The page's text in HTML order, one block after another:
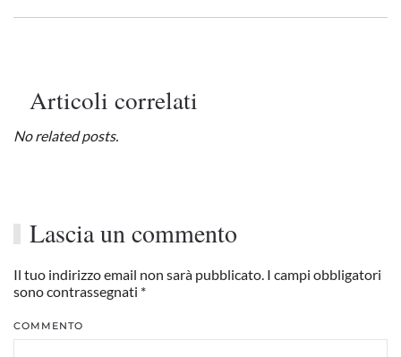
Articoli correlati
No related posts.
Lascia un commento
Il tuo indirizzo email non sarà pubblicato. I campi obbligatori
sono contrassegnati *
COMMENTO